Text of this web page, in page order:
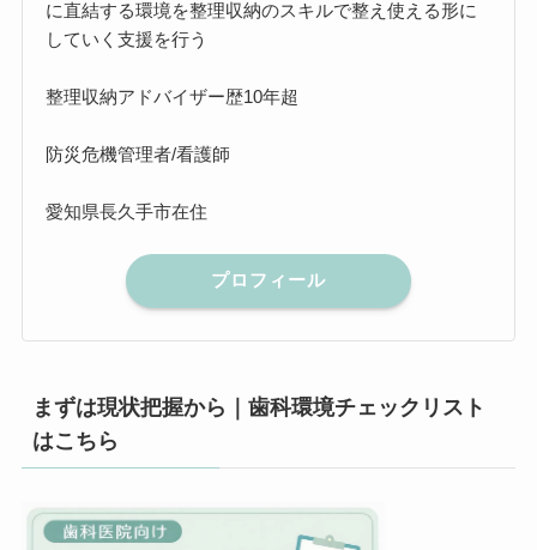
に直結する環境を整理収納のスキルで整え使える形に
していく支援を行う
整理収納アドバイザー歴10年超
防災危機管理者/看護師
愛知県長久手市在住
プロフィール
まずは現状把握から｜歯科環境チェックリスト
はこちら